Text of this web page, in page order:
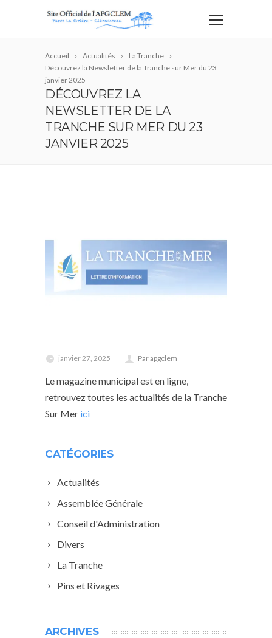
Accueil Actualités
La Tranche
Découvrez la Newsletter de la Tranche sur Mer du 23
janvier 2025
DÉCOUVREZ LA
NEWSLETTER DE LA
TRANCHE SUR MER DU 23
JANVIER 2025
janvier 27, 2025 Par apgclem
Le magazine municipal est en ligne,
retrouvez toutes les actualités de la Tranche
Sur Mer ici
CATÉGORIES
Actualités
Assemblée Générale
Conseil d'Administration
Divers
La Tranche
Pins et Rivages
ARCHIVES